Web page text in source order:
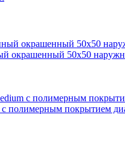
окрашенный 50х50
с полимерным покрытием